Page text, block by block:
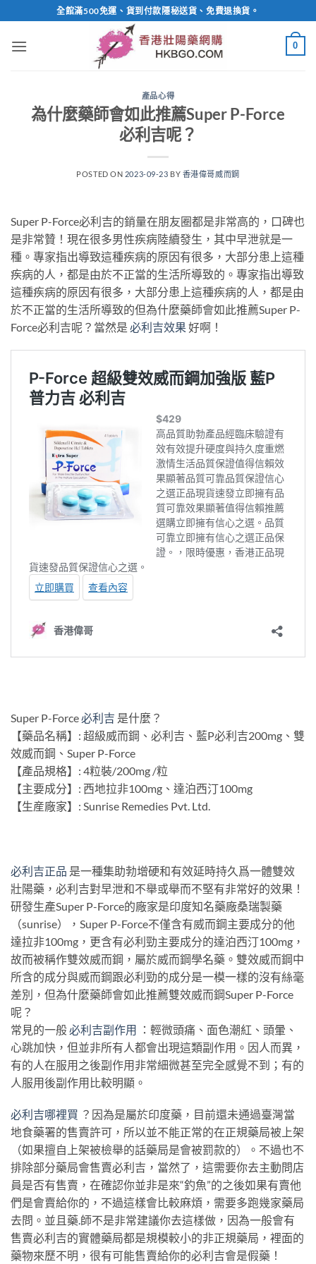
to
content
全館滿500免運、貨到付款隱秘送貨、免費退換貨。
0
產品心得
為什麼藥師會如此推薦Super P-Force
必利吉呢？
POSTED ON 2023-09-23 BY 香港偉哥威而鋼
Super P-Force必利吉的銷量在朋友圈都是非常高的，口碑也
是非常贊！現在很多男性疾病陸續發生，其中早泄就是一
種。專家指出導致這種疾病的原因有很多，大部分患上這種
疾病的人，都是由於不正當的生活所導致的。專家指出導致
這種疾病的原因有很多，大部分患上這種疾病的人，都是由
於不正當的生活所導致的但為什麼藥師會如此推薦Super P-
Force必利吉呢？當然是 必利吉效果 好啊！
Super P-Force必利吉 是什麼？
【藥品名稱】: 超級威而鋼、必利吉、藍P必利吉200mg、雙
效威而鋼、Super P-Force
【產品規格】: 4粒裝/200mg /粒
【主要成分】: 西地拉非100mg、達泊西汀100mg
【生産廠家】: Sunrise Remedies Pvt. Ltd.
必利吉正品 是一種集助勃增硬和有效延時持久爲一體雙效
壯陽藥，必利吉對早泄和不舉或舉而不堅有非常好的效果！
研發生產Super P-Force的廠家是印度知名藥廠桑瑞製藥
（sunrise），Super P-Force不僅含有威而鋼主要成分的他
達拉非100mg，更含有必利勁主要成分的達泊西汀100mg，
故而被稱作雙效威而鋼，屬於威而鋼學名藥。雙效威而鋼中
所含的成分與威而鋼跟必利勁的成分是一模一樣的沒有絲毫
差別，但為什麼藥師會如此推薦雙效威而鋼Super P-Force
呢？
常見的一般必利吉副作用 ：輕微頭痛、面色潮紅、頭暈、
心跳加快，但並非所有人都會出現這類副作用。因人而異，
有的人在服用之後副作用非常細微甚至完全感覺不到；有的
人服用後副作用比較明顯。
必利吉哪裡買 ？因為是屬於印度藥，目前還未通過臺灣當
地食藥署的售賣許可，所以並不能正常的在正規藥局被上架
（如果擅自上架被檢舉的話藥局是會被罰款的）。不過也不
排除部分藥局會售賣必利吉，當然了，這需要你去主動問店
員是否有售賣，在確認你並非是來“釣魚”的之後如果有賣他
們是會賣給你的，不過這樣會比較麻煩，需要多跑幾家藥局
去問。並且藥.師不是非常建議你去這樣做，因為一般會有
售賣必利吉的實體藥局都是規模較小的非正規藥局，裡面的
藥物來歷不明，很有可能售賣給你的必利吉會是假藥！